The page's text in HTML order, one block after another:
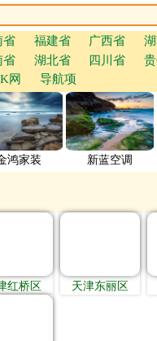
省 福建省 广西省
省 湖北省 四川省
网 导航项
鸿家装 新蓝空调
红桥区 天津东丽区